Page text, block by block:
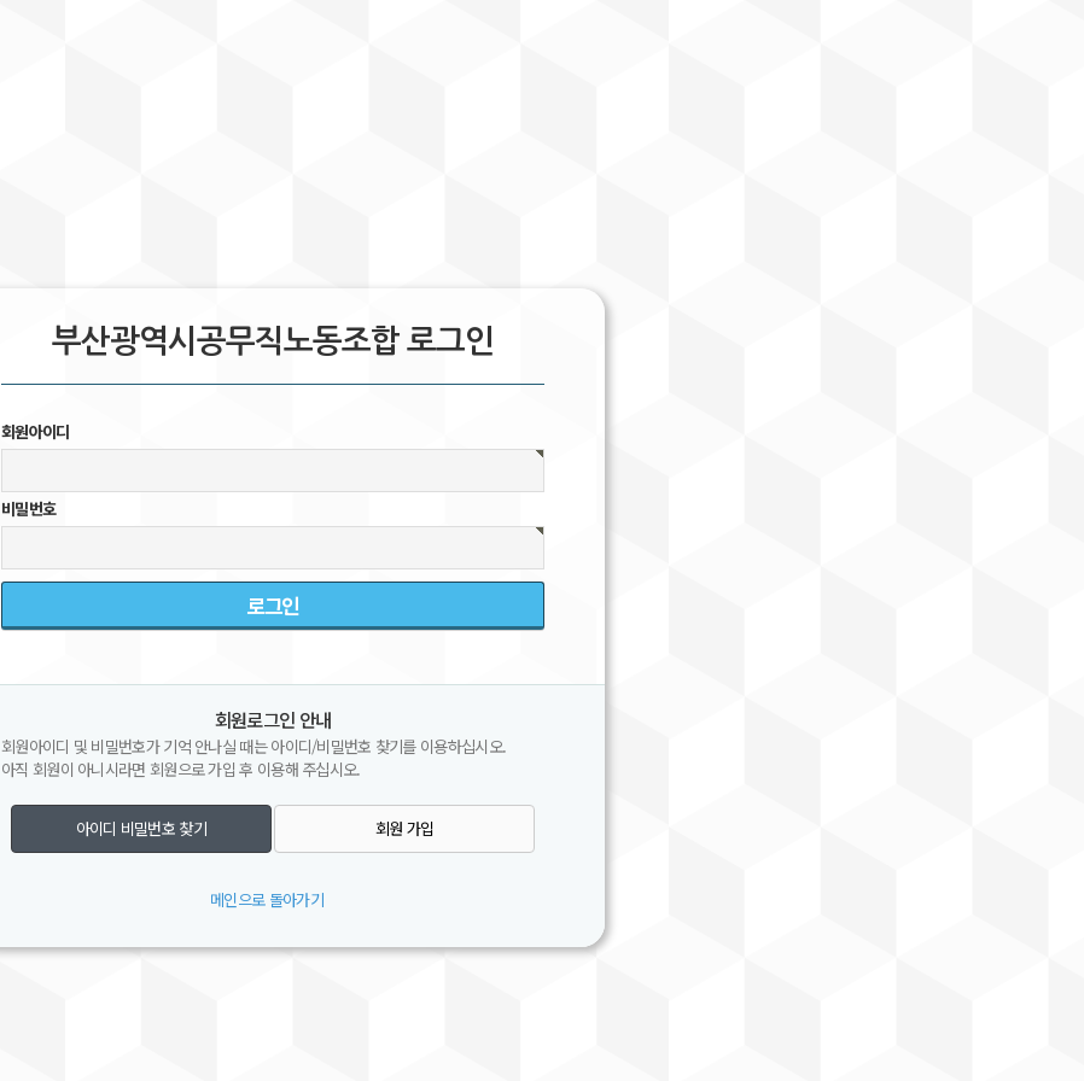
부산광역시공무직노동조합 로그인
회원아이디
비밀번호
회원로그인 안내
회원아이디 및 비밀번호가 기억 안나실 때는 아이디/비밀번호 찾기를 이용하십시오.
아직 회원이 아니시라면 회원으로 가입 후 이용해 주십시오.
아이디 비밀번호 찾기 회원 가입
메인으로 돌아가기